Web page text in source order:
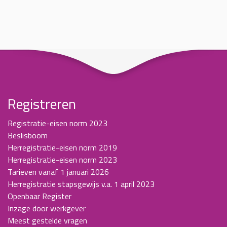
Registreren
Registratie-eisen norm 2023
Beslisboom
Herregistratie-eisen norm 2019
Herregistratie-eisen norm 2023
Tarieven vanaf 1 januari 2026
Herregistratie stapsgewijs v.a. 1 april 2023
Openbaar Register
Inzage door werkgever
Meest gestelde vragen